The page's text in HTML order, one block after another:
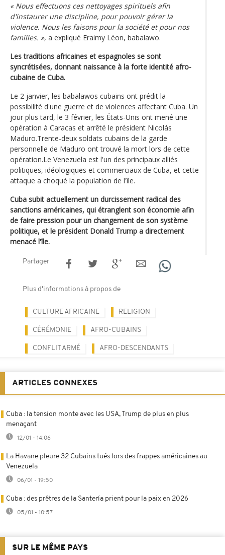
« Nous effectuons ces nettoyages spirituels afin
d'instaurer une discipline, pour pouvoir gérer la
violence. Nous les faisons pour la société et pour nos
familles. », a expliqué Eraimy Léon, babalawo.
Les traditions africaines et espagnoles se sont
syncrétisées, donnant naissance à la forte identité afro-
cubaine de Cuba.
Le 2 janvier, les babalawos cubains ont prédit la
possibilité d'une guerre et de violences affectant Cuba. Un
jour plus tard, le 3 février, les États-Unis ont mené une
opération à Caracas et arrêté le président Nicolás
Maduro.Trente-deux soldats cubains de la garde
personnelle de Maduro ont trouvé la mort lors de cette
opération.Le Venezuela est l'un des principaux alliés
politiques, idéologiques et commerciaux de Cuba, et cette
attaque a choqué la population de l'île.
Cuba subit actuellement un durcissement radical des
sanctions américaines, qui étranglent son économie afin
de faire pression pour un changement de son système
politique, et le président Donald Trump a directement
menacé l'île.
Partager
Plus d'informations à propos de
CULTURE AFRICAINE RELIGION
CÉRÉMONIE AFRO-CUBAINS
CONFLIT ARMÉ AFRO-DESCENDANTS
ARTICLES CONNEXES
Cuba : la tension monte avec les USA, Trump de plus en plus
menaçant
12/01 - 14:06
La Havane pleure 32 Cubains tués lors des frappes américaines au
Venezuela
06/01 - 19:50
Cuba : des prêtres de la Santería prient pour la paix en 2026
05/01 - 10:57
SUR LE MÊME PAYS